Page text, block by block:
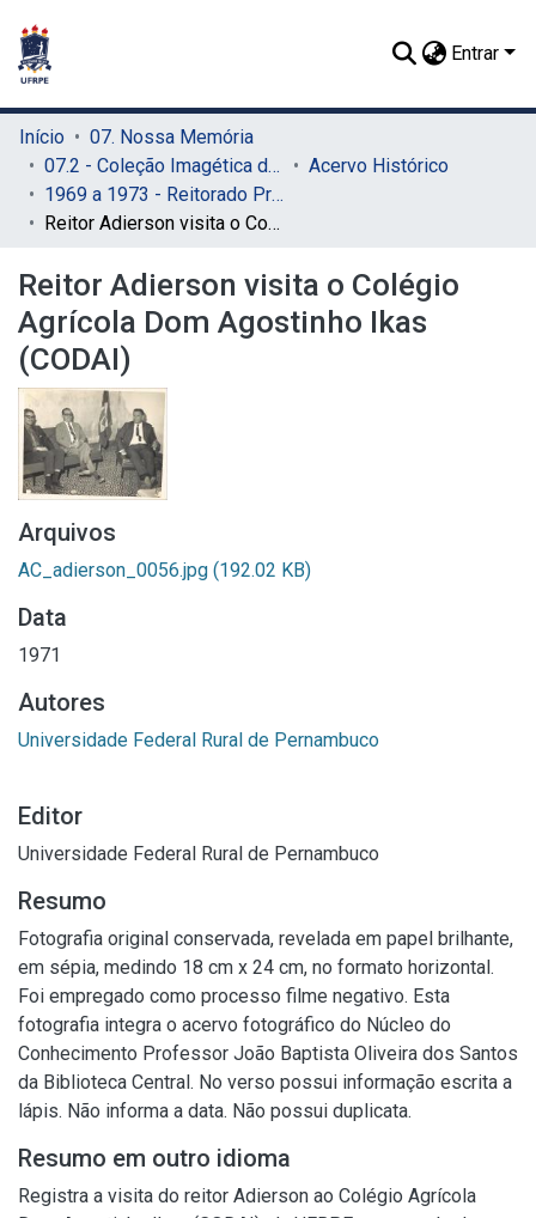
Entrar
Início
07. Nossa Memória
07.2 - Coleção Imagética do SIB
Acervo Histórico
1969 a 1973 - Reitorado Prof. Adierson Erasmo de Azevedo
Reitor Adierson visita o Colégio Agrícola Dom Agostinho Ikas (CODAI)
Reitor Adierson visita o Colégio
Agrícola Dom Agostinho Ikas
(CODAI)
Arquivos
AC_adierson_0056.jpg (192.02 KB)
Data
1971
Autores
Universidade Federal Rural de Pernambuco
Editor
Universidade Federal Rural de Pernambuco
Resumo
Fotografia original conservada, revelada em papel brilhante,
em sépia, medindo 18 cm x 24 cm, no formato horizontal.
Foi empregado como processo filme negativo. Esta
fotografia integra o acervo fotográfico do Núcleo do
Conhecimento Professor João Baptista Oliveira dos Santos
da Biblioteca Central. No verso possui informação escrita a
lápis. Não informa a data. Não possui duplicata.
Resumo em outro idioma
Registra a visita do reitor Adierson ao Colégio Agrícola